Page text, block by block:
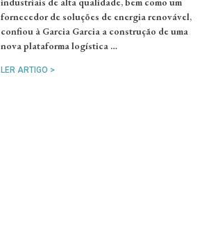
fornecedor de soluções de energia renovável,
confiou à Garcia Garcia a construção de uma
nova plataforma logística …
LER ARTIGO >